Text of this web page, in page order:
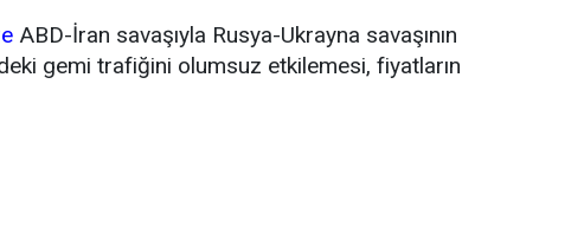
ABD-İran savaşıyla Rusya-Ukrayna savaşının
gemi trafiğini olumsuz etkilemesi, fiyatların